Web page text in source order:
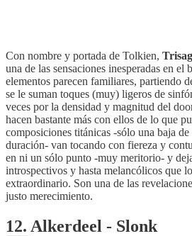
Con nombre y portada de Tolkien,
una de las sensaciones inesperadas en
elementos parecen familiares, partiendo
se le suman toques (muy) ligeros de
veces por la densidad y magnitud del
hacen bastante más con ellos de lo que
composiciones titánicas -sólo una baja
duración- van tocando con fiereza y
en ni un sólo punto -muy meritorio- y
introspectivos y hasta melancólicos que
extraordinario. Son una de las
justo merecimiento.
12. Alkerdeel - Slonk